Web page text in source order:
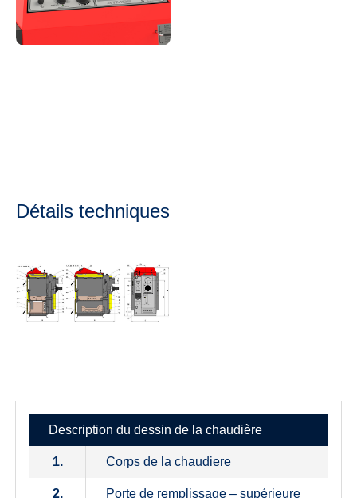
Détails techniques
Description du dessin de la chaudière
1. Corps de la chaudiere
2. Porte de remplissage – supérieure